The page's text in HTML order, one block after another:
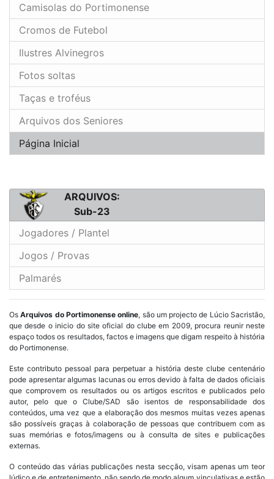
Camisolas do Portimonense
Cromos de Futebol
Ilustres Alvinegros
Fotos soltas
Taças e troféus
Arquivos dos Seniores
Página Inicial
ARQUIVOS:
Sub-23
Jogadores / Plantel
Jogos / Provas
Palmarés
OsArquivos do Portimonense online, são um projecto de Lúcio Sacristão,
que desde o inicio do site oficial do clube em 2009, procura reunir neste
espaço todos os resultados, factos e imagens que digam respeito à história
do Portimonense.
Este contributo pessoal para perpetuar a história deste clube centenário
pode apresentar algumas lacunas ou erros devido à falta de dados oficiais
que comprovem os resultados ou os artigos escritos e publicados pelo
autor, pelo que o Clube/SAD são isentos de responsabilidade dos
conteúdos, uma vez que a elaboração dos mesmos muitas vezes apenas
são possíveis graças à colaboração de pessoas que contribuem com as
suas memórias e fotos/imagens ou à consulta de sites e publicações
externas.
O conteúdo das várias publicações nesta secção, visam apenas um teor